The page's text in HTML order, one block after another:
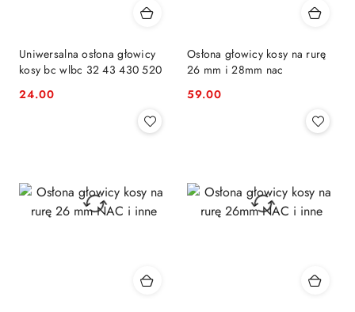
Uniwersalna osłona głowicy
kosy bc wlbc 32 43 430 520
Cena:
24.00
Osłona głowicy kosy na rurę
26 mm i 28mm nac
Cena:
59.00